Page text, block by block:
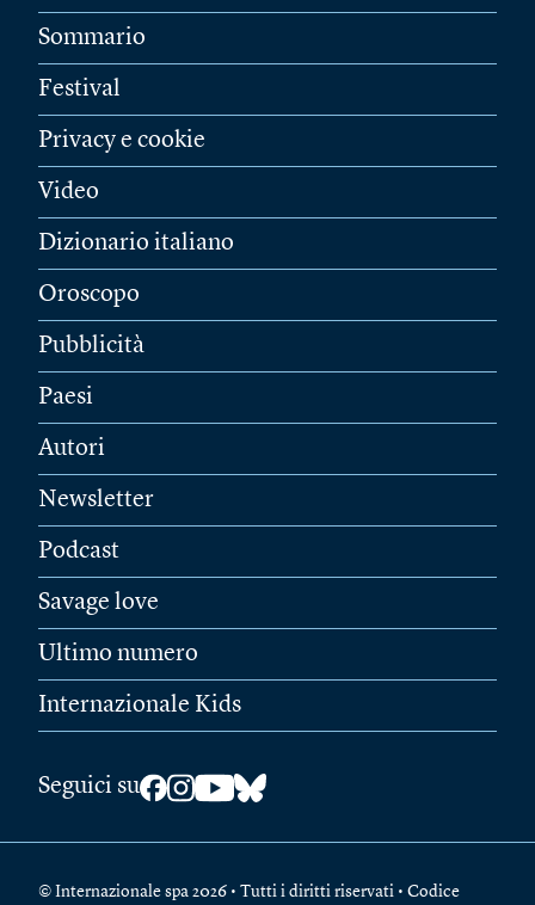
Sommario
Festival
Privacy e cookie
Video
Dizionario italiano
Oroscopo
Pubblicità
Paesi
Autori
Newsletter
Podcast
Savage love
Ultimo numero
Internazionale Kids
Seguici su
© Internazionale spa 2026 • Tutti i diritti riservati • Codice